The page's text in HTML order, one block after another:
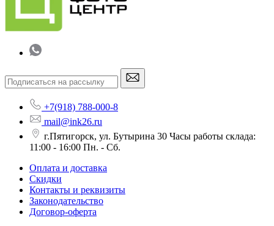
+7(918) 788-000-8
mail@ink26.ru
г.Пятигорск, ул. Бутырина 30 Часы работы склада:
11:00 - 16:00 Пн. - Сб.
Оплата и доставка
Скидки
Контакты и реквизиты
Законодательство
Договор-оферта